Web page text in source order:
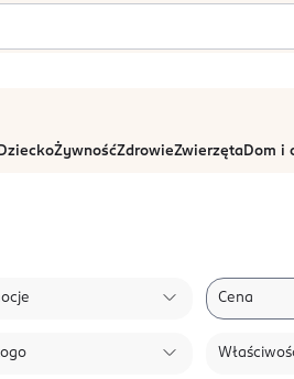
DzieckoŻywnośćZdrowieZwierzętaDom i
Cena